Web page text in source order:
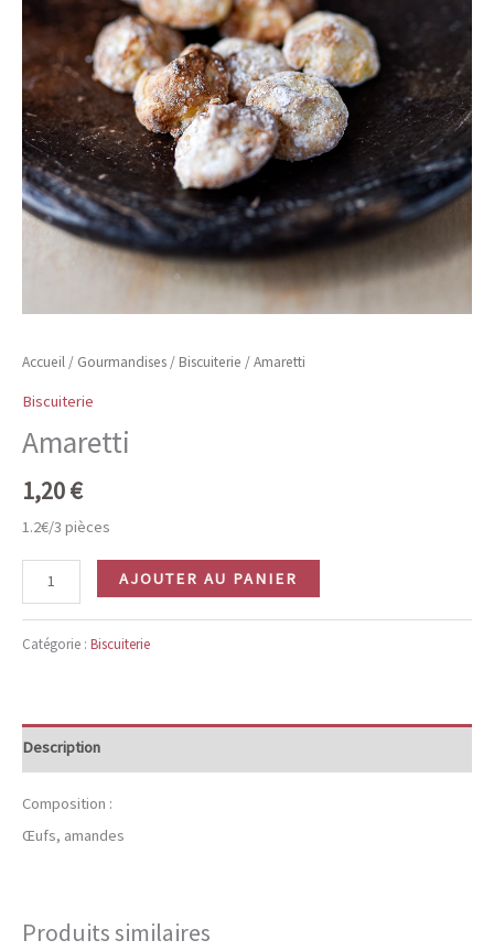
Accueil / Gourmandises / Biscuiterie / Amaretti
Biscuiterie
Amaretti
1,20€
1.2€/3 pièces
quantité
de
Amaretti
AJOUTER AU PANIER
Catégorie : Biscuiterie
Description
Composition :
Œufs, amandes
Produits similaires